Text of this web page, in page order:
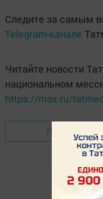
Следите за самым
Telegram-канале
Читайте новости
национальном
https://max.ru/
Перейти на